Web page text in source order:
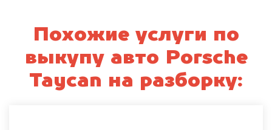
Похожие услуги по
выкупу авто Porsche
Taycan на разборку: